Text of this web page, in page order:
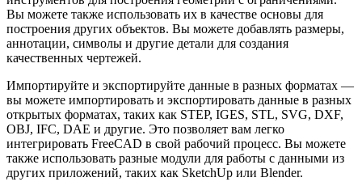
Вы можете также использовать их в качестве основы для
построения других объектов. Вы можете добавлять размеры,
аннотации, символы и другие детали для создания
качественных чертежей.
Импортируйте и экспортируйте данные в разных форматах —
вы можете импортировать и экспортировать данные в разных
открытых форматах, таких как STEP, IGES, STL, SVG, DXF,
OBJ, IFC, DAE и другие. Это позволяет вам легко
интегрировать FreeCAD в свой рабочий процесс. Вы можете
также использовать разные модули для работы с данными из
других приложений, таких как SketchUp или Blender.